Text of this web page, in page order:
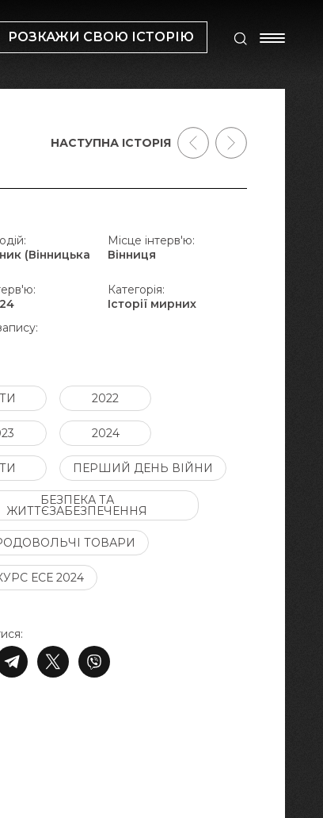
РОЗКАЖИ СВОЮ ІСТОРІЮ
(Вінницька
Місце інтерв'ю:
Вінниця
Категорія:
Історії мирних
2022
2024
ПЕРШИЙ ДЕНЬ ВІЙНИ
БЕЗПЕКА ТА
ЖИТТЄЗАБЕЗПЕЧЕННЯ
ТОВАРИ
ЕСЕ 2024
НАСТУПНА ІСТОРІЯ